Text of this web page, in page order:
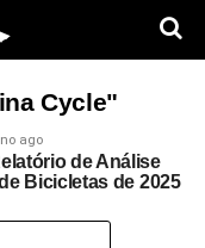
Cycle"
ago
de Análise
Bicicletas de 2025